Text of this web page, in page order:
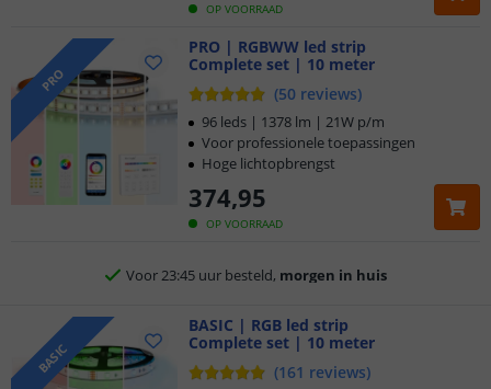
OP VOORRAAD
PRO
PRO | RGBWW led strip
Complete set | 10 meter
(50 reviews)
OP VOORRAAD
374,95
96 leds | 1378 lm | 21W p/m
Voor professionele toepassingen
Hoge lichtopbrengst
Klantbeoordeling 9.1
BASIC
BASIC | RGB led strip
Complete set | 10 meter
(161 reviews)